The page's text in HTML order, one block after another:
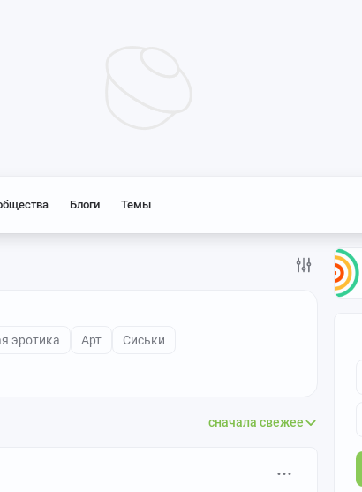
Блоги Темы
эротика Арт
Сиськи
сначала свежее